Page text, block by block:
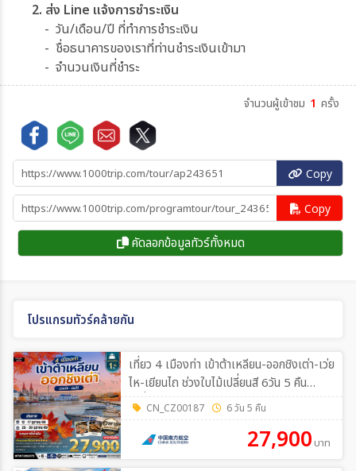
2. ส่ง Line แจ้งการชำระเงิน
- วัน/เดือน/ปี ที่ทำการชำระเงิน
- ชื่อธนาคารของเราที่ท่านชำระเงินเข้ามา
- จำนวนเงินที่ชำระ
จำนวนผู้เข้าชม 1 ครั้ง
Copy
Copy
คัดลอกข้อมูลทัวร์ทั้งหมด
โปรแกรมทัวร์คล้ายกัน
เที่ยว 4 เมืองท่า เข้าต้าเหลียน-ออกชิงเต่า-เว่ย
ไห-เยียนไถ ช่วงใบไม้เปลี่ยนสี 6วัน 5 คืน
*เที่ยวเต็มสุขไม่เข้าร้าน* CZ
CN_CZ00187 6 วัน 5 คืน
27,900 บาท